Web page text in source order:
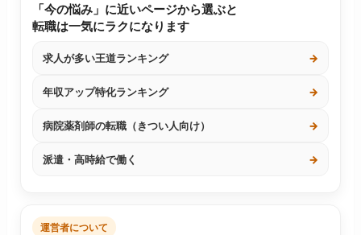
「今の悩み」に近いページから選ぶと
転職は一気にラクになります
求人が多い王道ランキング →
年収アップ特化ランキング →
病院薬剤師の転職（きつい人向け） →
派遣・高時給で働く →
運営者について